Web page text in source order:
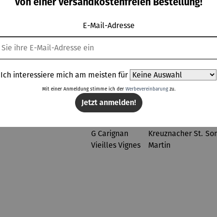
Topseller der Kategorie Wein
30% gespartRabatt36% gespart
E-Mail-Adresse
Ich interessiere mich am meisten für
Mit einer Anmeldung stimme ich der Werbevereinbarungzu.
Jetzt anmelden!